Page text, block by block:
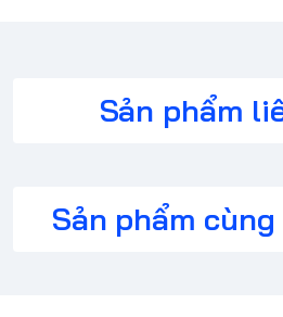
Sản phẩm
Sản phẩm